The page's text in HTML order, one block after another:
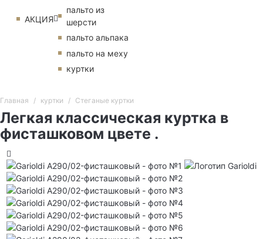
АКЦИЯ
пальто из
шерсти
пальто альпака
пальто на меху
куртки
Главная куртки Стеганые куртки
Легкая классическая куртка в
фисташковом цвете .